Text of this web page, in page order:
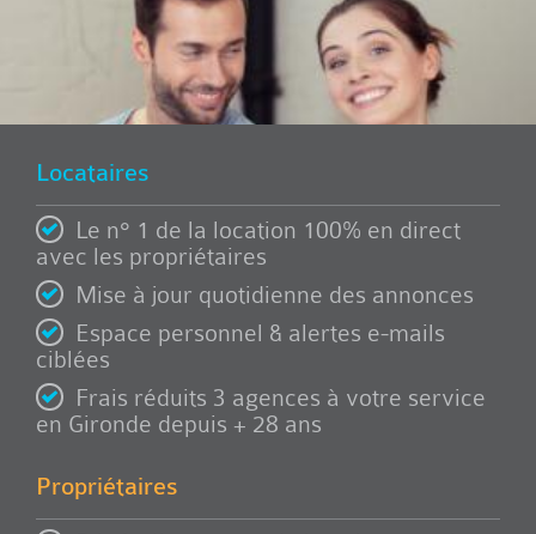
Locataires
Le n° 1 de la location 100% en direct
avec les propriétaires
Mise à jour quotidienne des annonces
Espace personnel & alertes e-mails
ciblées
Frais réduits 3 agences à votre service
en Gironde depuis + 28 ans
Propriétaires